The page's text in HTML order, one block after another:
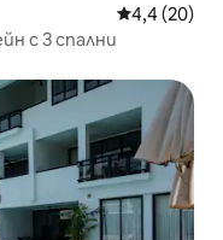
Средна
4,4 (20)
с 3 спални